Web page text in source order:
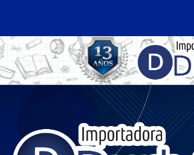
Empresas,